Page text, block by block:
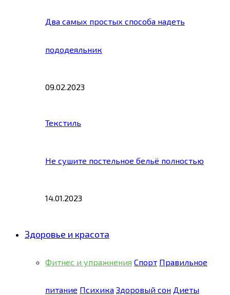
Два самых простых способа надеть
пододеяльник
09.02.2023
Текстиль
Не сушите постельное бельё полностью
14.01.2023
Здоровье и красота
Фитнес и упражнения Спорт Правильное
питание Психика Здоровый сон Диеты